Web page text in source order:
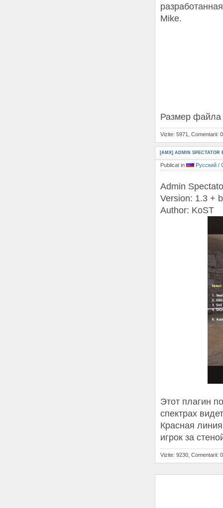
Mike.
Размер файла
Vizite: 5971, Comentarii: 0
[AMX] ADMIN SPECTATOR
Publicat in Русский /
Admin
Version: 1.3 +
Author: KoST
Этот плагин
спектрах
Красная
игрок за
Vizite: 9230, Comentarii: 0